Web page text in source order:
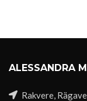
ALESSANDRA
Rakvere,